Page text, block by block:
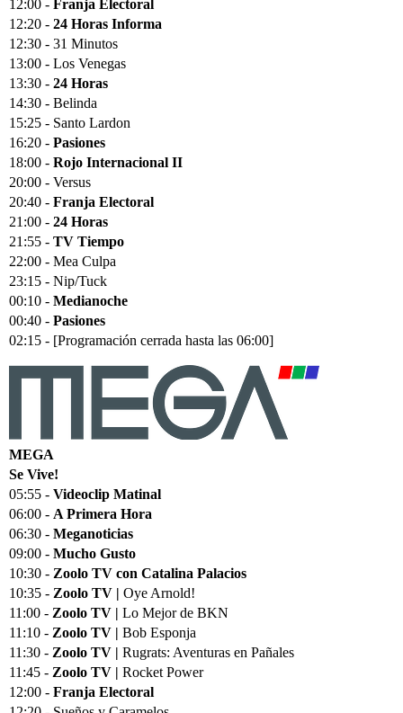
12:00 - Franja Electoral
12:20 - 24 Horas Informa
12:30 - 31 Minutos
13:00 - Los Venegas
13:30 - 24 Horas
14:30 - Belinda
15:25 - Santo Lardon
16:20 - Pasiones
18:00 - Rojo Internacional II
20:00 - Versus
20:40 - Franja Electoral
21:00 - 24 Horas
21:55 - TV Tiempo
22:00 - Mea Culpa
23:15 - Nip/Tuck
00:10 - Medianoche
00:40 - Pasiones
02:15 - [Programación cerrada hasta las 06:00]
MEGA
Se Vive!
05:55 - Videoclip Matinal
06:00 - A Primera Hora
06:30 - Meganoticias
09:00 - Mucho Gusto
10:30 - Zoolo TV con Catalina Palacios
10:35 - Zoolo TV | Oye Arnold!
11:00 - Zoolo TV | Lo Mejor de BKN
11:10 - Zoolo TV | Bob Esponja
11:30 - Zoolo TV | Rugrats: Aventuras en Pañales
11:45 - Zoolo TV | Rocket Power
12:00 - Franja Electoral